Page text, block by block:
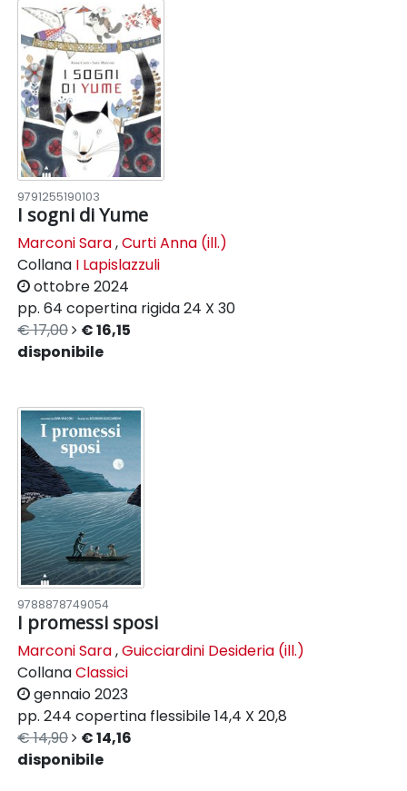
9791255190103
I sogni di Yume
Marconi Sara,Curti Anna (ill.)
Collana I Lapislazzuli
ottobre 2024
pp. 64 copertina rigida24 X 30
€ 17,00
€ 16,15
disponibile
9788878749054
I promessi sposi
Marconi Sara,Guicciardini Desideria (ill.)
CollanaClassici
gennaio 2023
pp. 244 copertina flessibile14,4 X 20,8
€ 14,90
€ 14,16
disponibile